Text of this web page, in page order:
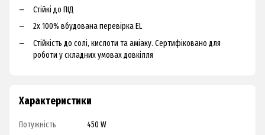
Стійкі до ПІД
2x 100% вбудована перевірка EL
Стійкість до солі, кислоти та аміаку. Сертифіковано для
роботи у складних умовах довкілля
Характеристики
Потужність
450 W